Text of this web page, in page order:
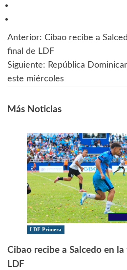
Navegación
de
entradas
Anterior: Cibao recibe a
final de LDF
Siguiente: República
este miércoles
Más Noticias
LDF Primera
Cibao recibe a Salcedo en
LDF